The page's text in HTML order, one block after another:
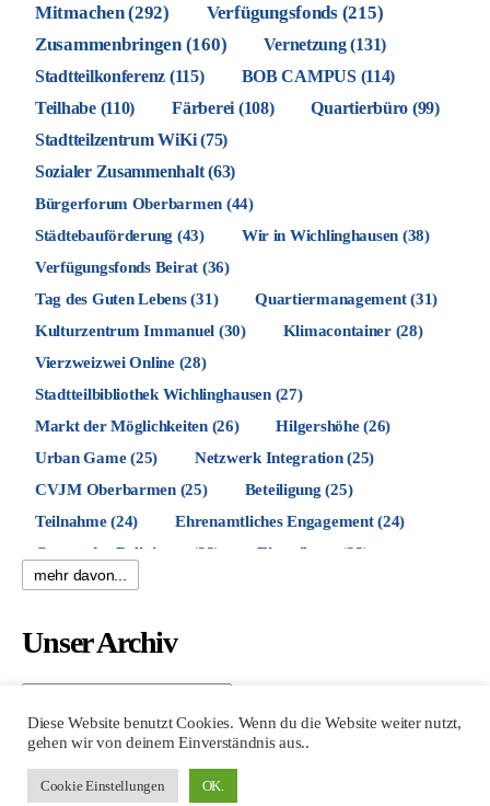
Mitmachen(292) Verfügungsfonds(215)
Zusammenbringen(160) Vernetzung(131)
Stadtteilkonferenz (115) BOB CAMPUS(114)
Teilhabe(110) Färberei(108) Quartierbüro (99)
Stadtteilzentrum WiKi(75)
Sozialer Zusammenhalt(63)
Bürgerforum Oberbarmen (44)
Städtebauförderung (43) Wir in Wichlinghausen (38)
Verfügungsfonds Beirat (36)
Tag des Guten Lebens(31) Quartiermanagement(31)
Kulturzentrum Immanuel (30) Klimacontainer(28)
Vierzweizwei Online(28)
Stadtteilbibliothek Wichlinghausen(27)
Markt der Möglichkeiten(26) Hilgershöhe(26)
Urban Game(25) Netzwerk Integration(25)
CVJM Oberbarmen(25) Beteiligung (25)
Teilnahme(24) Ehrenamtliches Engagement(24)
Garten der Religionen
(23) Einweihung
(23)
Agora(21)
Musik(19) Trasse
Spielplatz Allensteiner Straße
Die Wüste Lebt!(18) Diakonie Wuppertal
mehr davon...
Unser Archiv
Unser
© 2026422 Quartierbüro Soziale Stadt
Diese Website benutzt Cookies. Wenn du die Website weiter nutzt,
gehen wir von deinem Einverständnis aus..
Cookie Einstellungen OK.